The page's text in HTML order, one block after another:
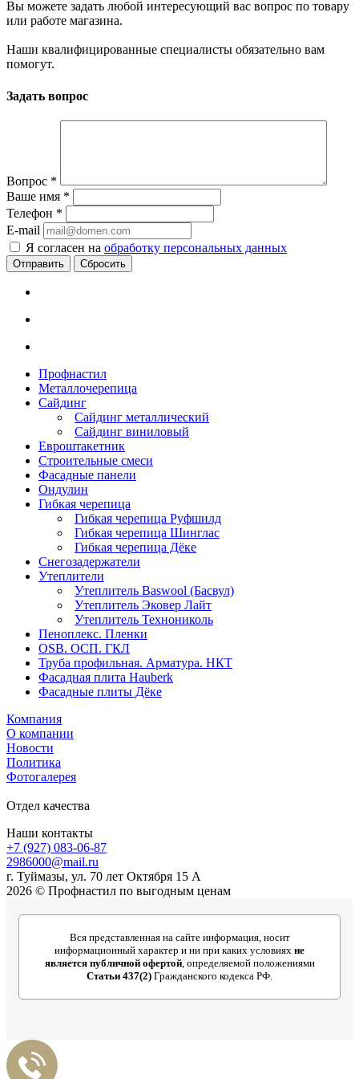
Вы можете задать любой интересующий вас вопрос по товару
или работе магазина.
Наши квалифицированные специалисты обязательно вам
помогут.
Задать вопрос
Вопрос *
Ваше имя *
Телефон *
E-mail
Я согласен на обработку персональных данных
Сбросить
Профнастил
Металлочерепица
Сайдинг
Сайдинг металлический
Сайдинг виниловый
Евроштакетник
Строительные смеси
Фасадные панели
Ондулин
Гибкая черепица
Гибкая черепица Руфшилд
Гибкая черепица Шинглас
Гибкая черепица Дёке
Снегозадержатели
Утеплители
Утеплитель Baswool (Басвул)
Утеплитель Эковер Лайт
Утеплитель Технониколь
Пеноплекс. Пленки
OSB. ОСП. ГКЛ
Труба профильная. Арматура. НКТ
Фасадная плита Hauberk
Фасадные плиты Дёке
Компания
О компании
Новости
Политика
Фотогалерея
Отдел качества
Наши контакты
+7 (927) 083-06-87
2986000@mail.ru
г. Туймазы, ул. 70 лет Октября 15 А
2026 © Профнастил по выгодным ценам
Вся представленная на сайте информация, носит
информационный характер и ни при каких условиях не
является публичной офертой, определяемой положениями
Статьи 437(2) Гражданского кодекса РФ.